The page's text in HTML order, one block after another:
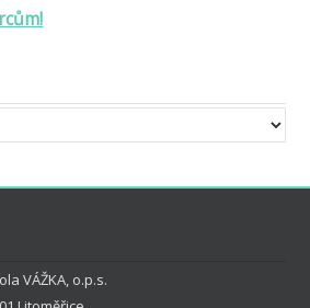
VÁŽKA, o.p.s.